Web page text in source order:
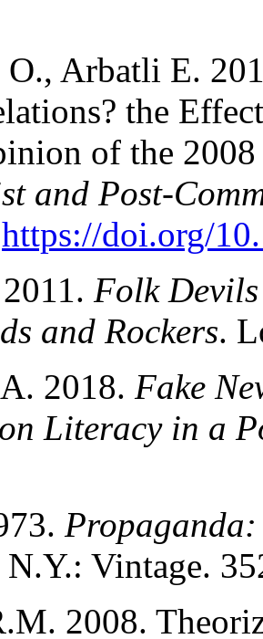
O., Arbatli E.
the
of the 2008
and Post-
https://doi.org/
Folk
and Rockers.
2018. Fake
Literacy in a
Propaganda:
N.Y.: Vintage.
2008.